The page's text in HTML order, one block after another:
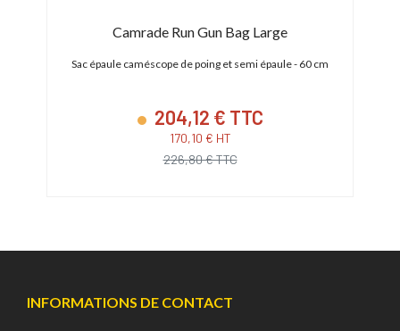
Camrade Run Gun Bag Large
Sac épaule caméscope de poing et semi épaule - 60 cm
204,12 € TTC
170,10 € HT
226,80 € TTC
INFORMATIONS DE CONTACT